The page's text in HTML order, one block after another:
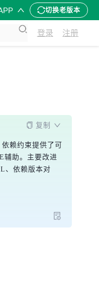
切换老版本
登录 注册
复制
赖约束提供了可
辅助。主要改进
、依赖版本对